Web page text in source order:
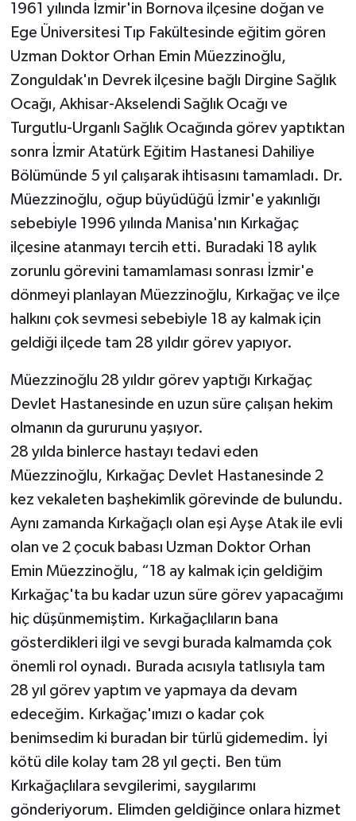
1961 yılında İzmir'in Bornova ilçesine doğan ve
Ege Üniversitesi Tıp Fakültesinde eğitim gören
Uzman Doktor Orhan Emin Müezzinoğlu,
Zonguldak'ın Devrek ilçesine bağlı Dirgine Sağlık
Ocağı, Akhisar-Akselendi Sağlık Ocağı ve
Turgutlu-Urganlı Sağlık Ocağında görev yaptıktan
sonra İzmir Atatürk Eğitim Hastanesi Dahiliye
Bölümünde 5 yıl çalışarak ihtisasını tamamladı. Dr.
Müezzinoğlu, oğup büyüdüğü İzmir'e yakınlığı
sebebiyle 1996 yılında Manisa'nın Kırkağaç
ilçesine atanmayı tercih etti. Buradaki 18 aylık
zorunlu görevini tamamlaması sonrası İzmir'e
dönmeyi planlayan Müezzinoğlu, Kırkağaç ve ilçe
halkını çok sevmesi sebebiyle 18 ay kalmak için
geldiği ilçede tam 28 yıldır görev yapıyor.
Müezzinoğlu 28 yıldır görev yaptığı Kırkağaç
Devlet Hastanesinde en uzun süre çalışan hekim
olmanın da gururunu yaşıyor.
28 yılda binlerce hastayı tedavi eden
Müezzinoğlu, Kırkağaç Devlet Hastanesinde 2
kez vekaleten başhekimlik görevinde de bulundu.
Aynı zamanda Kırkağaçlı olan eşi Ayşe Atak ile evli
olan ve 2 çocuk babası Uzman Doktor Orhan
Emin Müezzinoğlu, “18 ay kalmak için geldiğim
Kırkağaç'ta bu kadar uzun süre görev yapacağımı
hiç düşünmemiştim. Kırkağaçlıların bana
gösterdikleri ilgi ve sevgi burada kalmamda çok
önemli rol oynadı. Burada acısıyla tatlısıyla tam
28 yıl görev yaptım ve yapmaya da devam
edeceğim. Kırkağaç'ımızı o kadar çok
benimsedim ki buradan bir türlü gidemedim. İyi
kötü dile kolay tam 28 yıl geçti. Ben tüm
Kırkağaçlılara sevgilerimi, saygılarımı
gönderiyorum. Elimden geldiğince onlara hizmet